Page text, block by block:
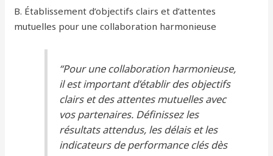
B. Établissement d’objectifs clairs et d’attentes
mutuelles pour une collaboration harmonieuse
“Pour une collaboration harmonieuse,
il est important d’établir des objectifs
clairs et des attentes mutuelles avec
vos partenaires. Définissez les
résultats attendus, les délais et les
indicateurs de performance clés dès